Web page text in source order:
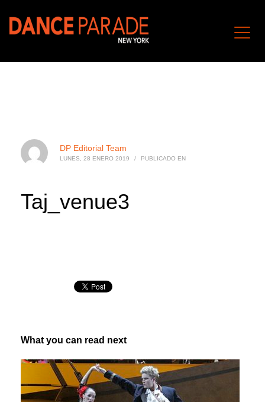
DP Editorial Team
LUNES, 28 ENERO 2019 / PUBLICADO EN
Taj_venue3
What you can read next